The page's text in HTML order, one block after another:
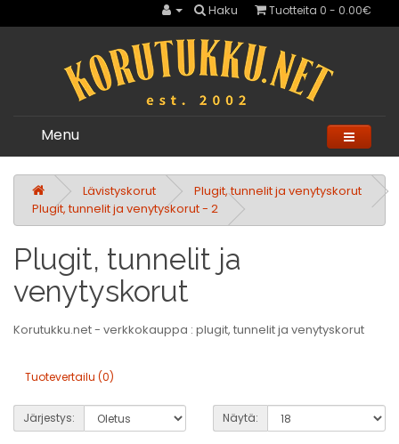
Haku Tuotteita 0 - 0.00€
Menu
Lävistyskorut
Plugit, tunnelit ja venytyskorut
Plugit, tunnelit ja venytyskorut - 2
Plugit, tunnelit ja
venytyskorut
Korutukku.net - verkkokauppa : plugit, tunnelit ja venytyskorut
Tuotevertailu (0)
Järjestys: Näytä: